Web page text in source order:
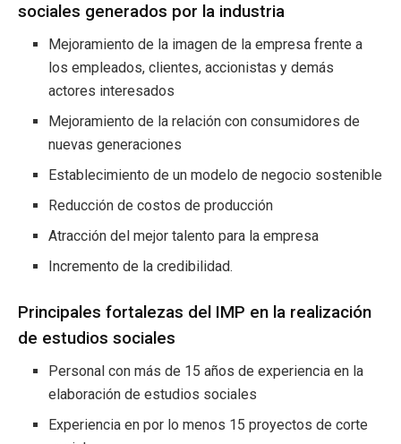
sociales generados por la industria
Mejoramiento de la imagen de la empresa frente a
los empleados, clientes, accionistas y demás
actores interesados
Mejoramiento de la relación con consumidores de
nuevas generaciones
Establecimiento de un modelo de negocio sostenible
Reducción de costos de producción
Atracción del mejor talento para la empresa
Incremento de la credibilidad.
Principales fortalezas del IMP en la realización
de estudios sociales
Personal con más de 15 años de experiencia en la
elaboración de estudios sociales
Experiencia en por lo menos 15 proyectos de corte